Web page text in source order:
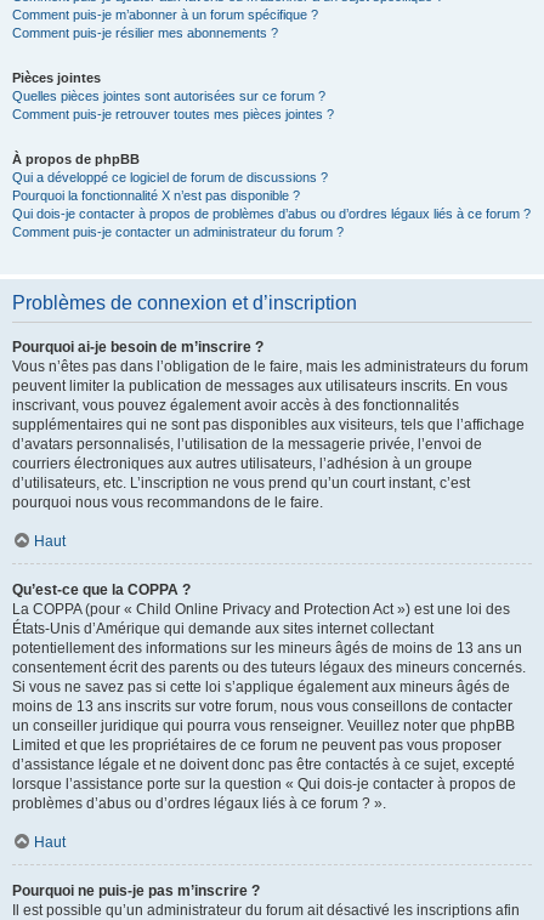
Comment puis-je m’abonner à un forum spécifique ?
Comment puis-je résilier mes abonnements ?
Pièces jointes
Quelles pièces jointes sont autorisées sur ce forum ?
Comment puis-je retrouver toutes mes pièces jointes ?
À propos de phpBB
Qui a développé ce logiciel de forum de discussions ?
Pourquoi la fonctionnalité X n’est pas disponible ?
Qui dois-je contacter à propos de problèmes d’abus ou d’ordres légaux liés à ce forum ?
Comment puis-je contacter un administrateur du forum ?
Problèmes de connexion et d’inscription
Pourquoi ai-je besoin de m’inscrire ?
Vous n’êtes pas dans l’obligation de le faire, mais les administrateurs du forum
peuvent limiter la publication de messages aux utilisateurs inscrits. En vous
inscrivant, vous pouvez également avoir accès à des fonctionnalités
supplémentaires qui ne sont pas disponibles aux visiteurs, tels que l’affichage
d’avatars personnalisés, l’utilisation de la messagerie privée, l’envoi de
courriers électroniques aux autres utilisateurs, l’adhésion à un groupe
d’utilisateurs, etc. L’inscription ne vous prend qu’un court instant, c’est
pourquoi nous vous recommandons de le faire.
Haut
Qu’est-ce que la COPPA ?
La COPPA (pour « Child Online Privacy and Protection Act ») est une loi des
États-Unis d’Amérique qui demande aux sites internet collectant
potentiellement des informations sur les mineurs âgés de moins de 13 ans un
consentement écrit des parents ou des tuteurs légaux des mineurs concernés.
Si vous ne savez pas si cette loi s’applique également aux mineurs âgés de
moins de 13 ans inscrits sur votre forum, nous vous conseillons de contacter
un conseiller juridique qui pourra vous renseigner. Veuillez noter que phpBB
Limited et que les propriétaires de ce forum ne peuvent pas vous proposer
d’assistance légale et ne doivent donc pas être contactés à ce sujet, excepté
lorsque l’assistance porte sur la question « Qui dois-je contacter à propos de
problèmes d’abus ou d’ordres légaux liés à ce forum ? ».
Haut
Pourquoi ne puis-je pas m’inscrire ?
Il est possible qu’un administrateur du forum ait désactivé les inscriptions afin